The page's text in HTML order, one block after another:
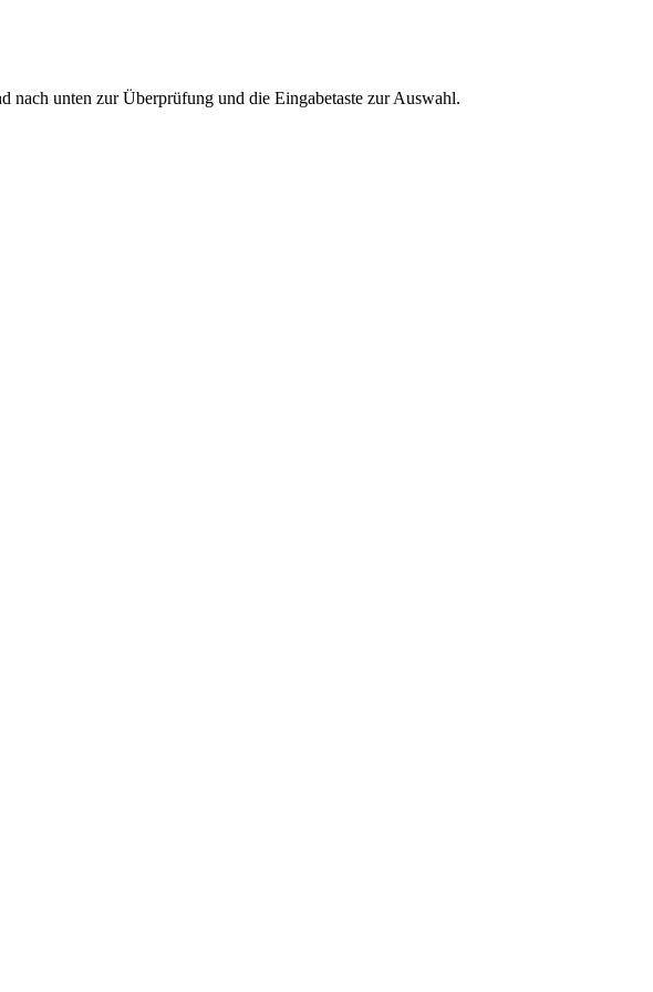
nach unten zur Überprüfung und die Eingabetaste zur Auswahl.